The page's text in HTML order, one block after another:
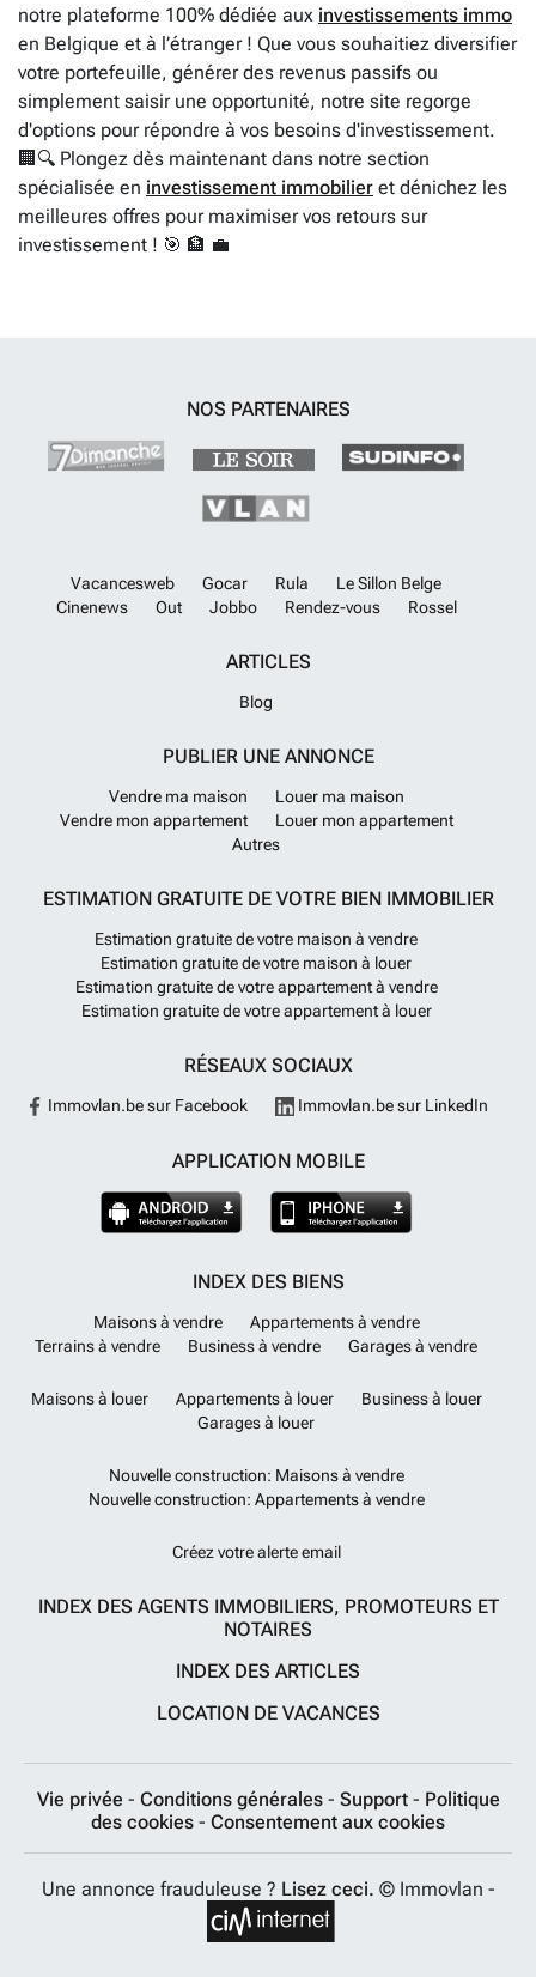
notre plateforme 100% dédiée aux investissements immo
en Belgique et à l’étranger ! Que vous souhaitiez diversifier
votre portefeuille, générer des revenus passifs ou
simplement saisir une opportunité, notre site regorge
d'options pour répondre à vos besoins d'investissement.
🏢🔍 Plongez dès maintenant dans notre section
spécialisée en investissement immobilier et dénichez les
meilleures offres pour maximiser vos retours sur
investissement ! 🎯 🏦 💼
NOS PARTENAIRES
Vacancesweb Gocar Rula
Le Sillon Belge
Cinenews
Out Jobbo Rendez-vous Rossel
ARTICLES
Blog
PUBLIER UNE ANNONCE
Vendre ma maison
Louer ma maison
Vendre mon appartement
Louer mon appartement
Autres
ESTIMATION GRATUITE DE VOTRE BIEN IMMOBILIER
Estimation gratuite de votre maison à vendre
Estimation gratuite de votre maison à louer
Estimation gratuite de votre appartement à vendre
Estimation gratuite de votre appartement à louer
RÉSEAUX SOCIAUX
Immovlan.be sur Facebook Immovlan.be sur LinkedIn
APPLICATION MOBILE
INDEX DES BIENS
Maisons à vendre
Appartements à vendre
Terrains à vendre
Business à vendre Garages à vendre
Maisons à louer Appartements à louer
Business à louer
Garages à louer
Nouvelle construction: Maisons à vendre
Nouvelle construction: Appartements à vendre
Créez votre alerte email
INDEX DES AGENTS IMMOBILIERS, PROMOTEURS ET
NOTAIRES
INDEX DES ARTICLES
LOCATION DE VACANCES
Vie privée - Conditions générales - Support - Politique
des cookies - Consentement aux cookies
Une annonce frauduleuse ? Lisez ceci. © Immovlan -